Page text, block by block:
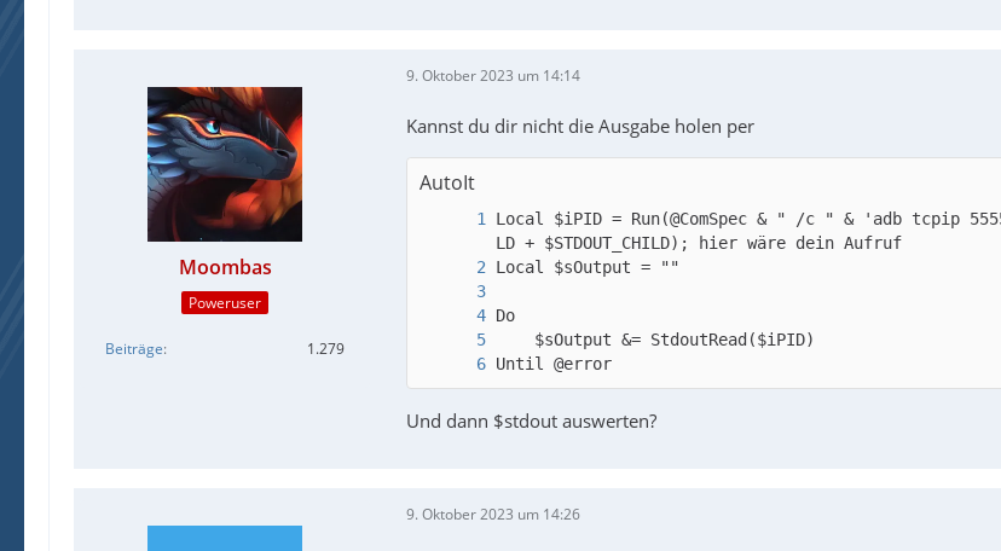
Moombas
Poweruser
Beiträge 1.279
9. Oktober 2023 um 14:14
Kannst du dir nicht die Ausgabe holen per
AutoIt
Local $iPID = Run(@ComSpec & " /c " & 'adb tcpip 5555',
Until @error
Und dann $stdout auswerten?
9. Oktober 2023 um 14:26